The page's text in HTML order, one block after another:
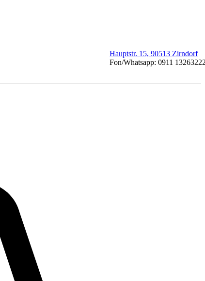
Hauptstr. 15, 90513 Zirndorf
Fon/Whatsapp: 0911